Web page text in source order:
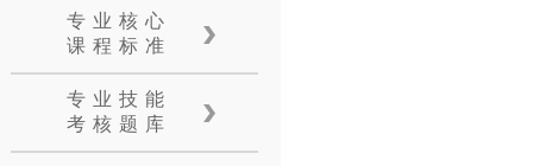
专业核心
课程标准
专业技能
考核题库